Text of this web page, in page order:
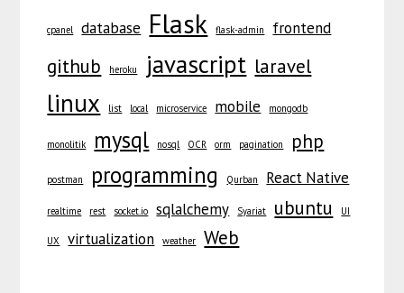
cpanel database Flask flask-admin frontend
github heroku javascript laravel
linux list local microservice mobile mongodb
monolitik mysql nosql OCR orm pagination php
postman programming Qurban React Native
realtime rest socket.io sqlalchemy Syariat ubuntu UI
UX virtualization weather Web